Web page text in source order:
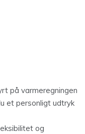
på varmeregningen
et personligt udtryk
og